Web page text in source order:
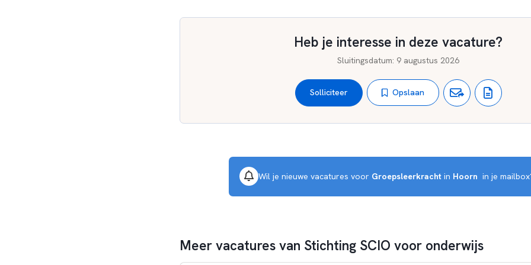
Heb je interesse in deze vacature?
Sluitingsdatum: 9 augustus 2026
Solliciteer Opslaan
Wil je nieuwe vacatures voor Groepsleerkracht in Hoorn in je
Meer vacatures van Stichting SCIO voor onderwijs